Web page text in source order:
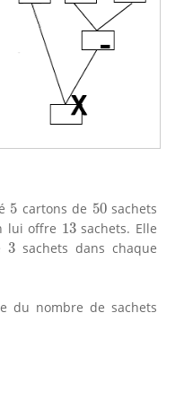
5
5 cartons de 50
50sachets
lui offre 13
13sachets. Elle
3
3 sachets dans chaque
du nombre de sachets